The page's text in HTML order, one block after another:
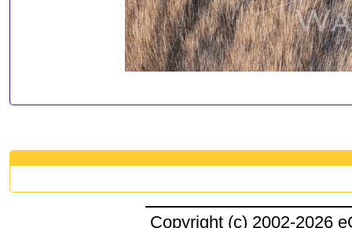
Copyright (c) 2002-2026